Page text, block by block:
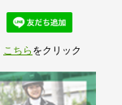
こちら をクリック